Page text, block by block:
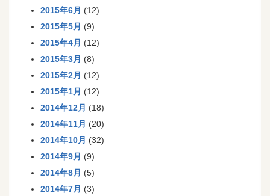
2015年6月 (12)
2015年5月 (9)
2015年4月 (12)
2015年3月 (8)
2015年2月 (12)
2015年1月 (12)
2014年12月 (18)
2014年11月 (20)
2014年10月 (32)
2014年9月 (9)
2014年8月 (5)
2014年7月 (3)